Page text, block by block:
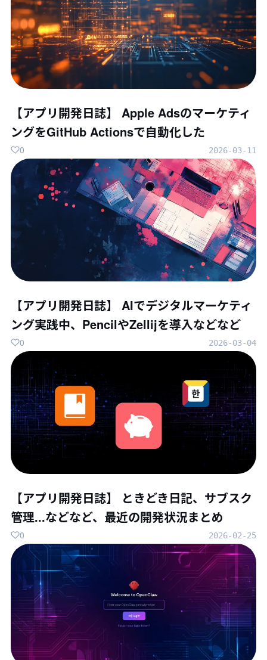
【アプリ開発日誌】 Apple Adsのマーケティ
ングをGitHub Actionsで自動化した
2026-03-11
0
【アプリ開発日誌】 AIでデジタルマーケティ
ング実践中、PencilやZellijを導入などなど
2026-03-04
0
【アプリ開発日誌】 ときどき日記、サブスク
管理...などなど、最近の開発状況まとめ
2026-02-25
0